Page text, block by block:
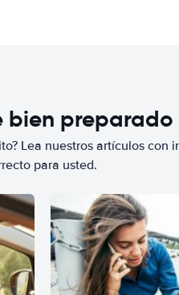
bien preparado
Lea nuestros artículos con
para usted.